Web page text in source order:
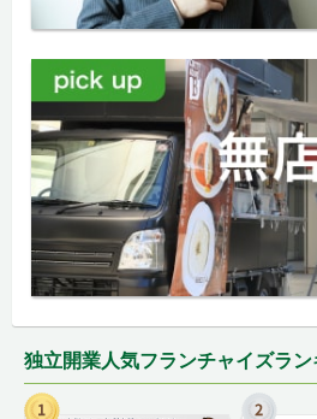
独立開業人気フランチャイズラン